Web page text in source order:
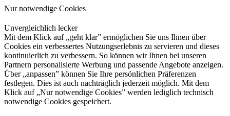
Nur notwendige Cookies
Unvergleichlich lecker
Mit dem Klick auf „geht klar” ermöglichen Sie uns Ihnen über
Cookies ein verbessertes Nutzungserlebnis zu servieren und dieses
kontinuierlich zu verbessern. So können wir Ihnen bei unseren
Partnern personalisierte Werbung und passende Angebote anzeigen.
Über „anpassen” können Sie Ihre persönlichen Präferenzen
festlegen. Dies ist auch nachträglich jederzeit möglich. Mit dem
Klick auf „Nur notwendige Cookies” werden lediglich technisch
notwendige Cookies gespeichert.